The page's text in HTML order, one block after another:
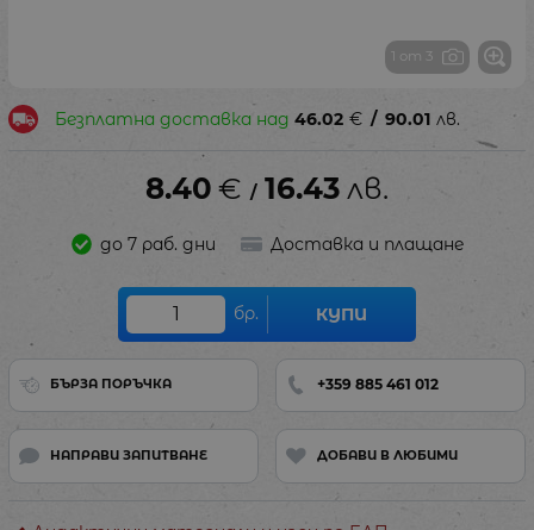
1 от 3
Безплатна доставка над 46.02 € / 90.01 лв.
8.40 € / 16.43 лв.
до 7 раб. дни Доставка и плащане
бр. КУПИ
БЪРЗА ПОРЪЧКА +359 885 461 012
НАПРАВИ ЗАПИТВАНЕ ДОБАВИ В ЛЮБИМИ